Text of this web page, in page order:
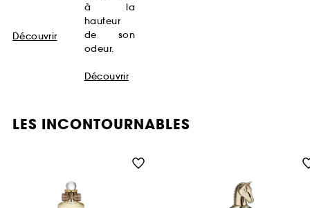
Découvrir
à la
hauteur
de son
odeur.
Découvrir
LES INCONTOURNABLES